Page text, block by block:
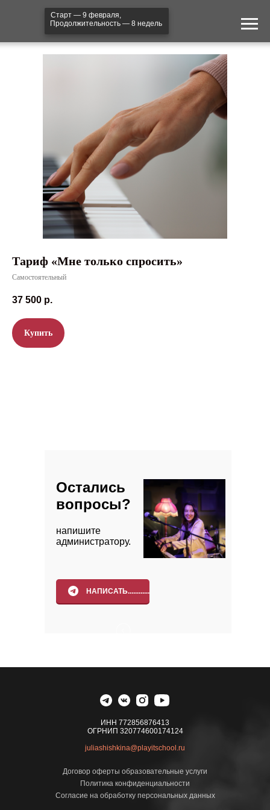
Старт — 9 февраля,
Продолжительность — 8 недель
Тариф «Мне только спросить»
Самостоятельный
37 500 р.
Купить
Остались
вопросы?
напишите
администратору.
НАПИСАТЬ............
ИНН 772856876413
ОГРНИП 320774600174124
juliashishkina@playitschool.ru
Договор оферты образовательные услуги
Политика конфиденциальности
Согласие на обработку персональных данных